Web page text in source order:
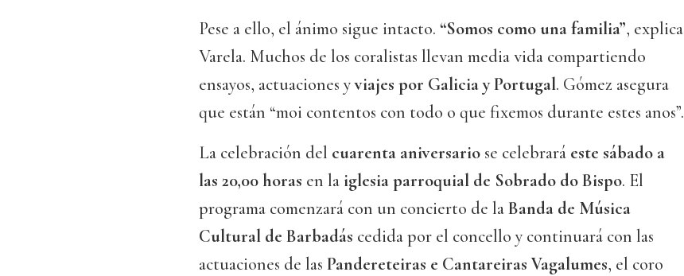
Pese a ello, el ánimo sigue intacto. “Somos como una familia”, explica
Varela. Muchos de los coralistas llevan media vida compartiendo
ensayos, actuaciones yviajes por Galicia y Portugal. Gómez asegura
que están “moi contentos con todo o que fixemos durante estes anos”.
La celebración del cuarenta aniversario se celebrará este sábado a
las 20,00 horas en la iglesia parroquial de Sobrado do Bispo. El
programa comenzará con un concierto de laBanda de Música
Cultural de Barbadás cedida por el concello y continuará con las
actuaciones de las Pandereteiras e Cantareiras Vagalumes, el coro